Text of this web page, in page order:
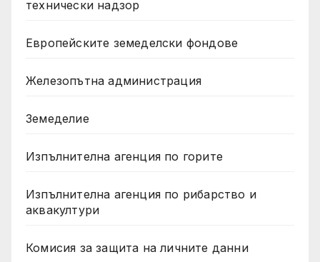
технически надзор
Европейските земеделски фондове
Железопътна администрация
Земеделие
Изпълнителна агенция по горите
Изпълнителна агенция по рибарство и
аквакултури
Комисия за защита на личните данни